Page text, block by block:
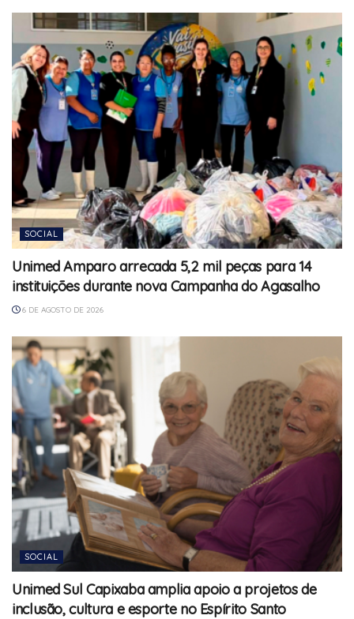
SOCIAL
Unimed Amparo arrecada 5,2 mil peças para 14
instituições durante nova Campanha do Agasalho
6 DE AGOSTO DE 2026
SOCIAL
Unimed Sul Capixaba amplia apoio a projetos de
inclusão, cultura e esporte no Espírito Santo